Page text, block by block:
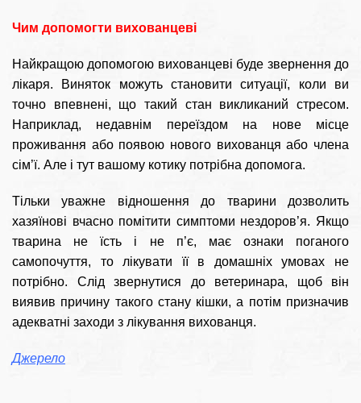
Чим допомогти вихованцеві
Найкращою допомогою вихованцеві буде звернення до
лікаря. Виняток можуть становити ситуації, коли ви
точно впевнені, що такий стан викликаний стресом.
Наприклад, недавнім переїздом на нове місце
проживання або появою нового вихованця або члена
сім’ї. Але і тут вашому котику потрібна допомога.
Тільки уважне відношення до тварини дозволить
хазяїнові вчасно помітити симптоми нездоров’я. Якщо
тварина не їсть і не п’є, має ознаки поганого
самопочуття, то лікувати її в домашніх умовах не
потрібно. Слід звернутися до ветеринара, щоб він
виявив причину такого стану кішки, а потім призначив
адекватні заходи з лікування вихованця.
Джерело